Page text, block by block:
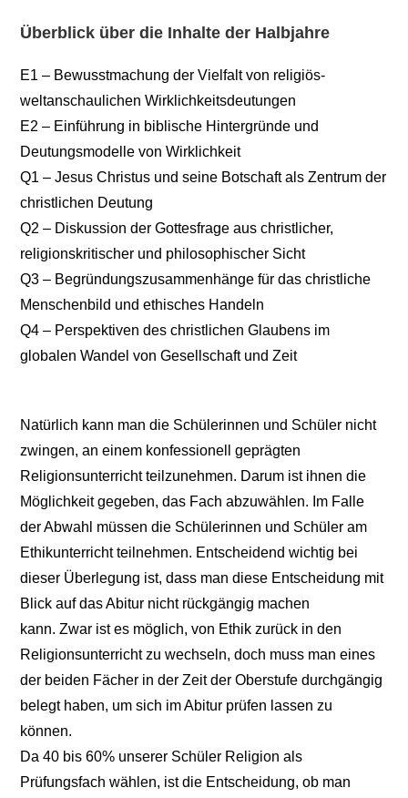
Überblick über die Inhalte der Halbjahre
E1 – Bewusstmachung der Vielfalt von religiös-
weltanschaulichen Wirklichkeitsdeutungen
E2 – Einführung in biblische Hintergründe und
Deutungsmodelle von Wirklichkeit
Q1 – Jesus Christus und seine Botschaft als Zentrum der
christlichen Deutung
Q2 – Diskussion der Gottesfrage aus christlicher,
religionskritischer und philosophischer Sicht
Q3 – Begründungszusammenhänge für das christliche
Menschenbild und ethisches Handeln
Q4 – Perspektiven des christlichen Glaubens im
globalen Wandel von Gesellschaft und Zeit
Natürlich kann man die Schülerinnen und Schüler nicht
zwingen, an einem konfessionell geprägten
Religionsunterricht teilzunehmen. Darum ist ihnen die
Möglichkeit gegeben, das Fach abzuwählen. Im Falle
der Abwahl müssen die Schülerinnen und Schüler am
Ethikunterricht teilnehmen. Entscheidend wichtig bei
dieser Überlegung ist, dass man diese Entscheidung mit
Blick auf das Abitur nicht rückgängig machen
kann. Zwar ist es möglich, von Ethik zurück in den
Religionsunterricht zu wechseln, doch muss man eines
der beiden Fächer in der Zeit der Oberstufe durchgängig
belegt haben, um sich im Abitur prüfen lassen zu
können.
Da 40 bis 60% unserer Schüler Religion als
Prüfungsfach wählen, ist die Entscheidung, ob man